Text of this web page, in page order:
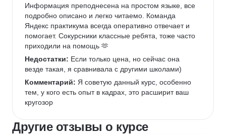
Информация преподнесена на простом языке, все
подробно описано и легко читаемо. Команда
Яндекс практикума всегда оперативно отвечает и
помогает. Сокурсники классные ребята, тоже часто
приходили на помощь 🫶
Недостатки: Если только цена, но сейчас она
везде такая, я сравнивала с другими школами)
Комментарий: Я советую данный курс, особенно
тем, у кого есть опыт в кадрах, это расширит ваш
кругозор
Другие отзывы о курсе